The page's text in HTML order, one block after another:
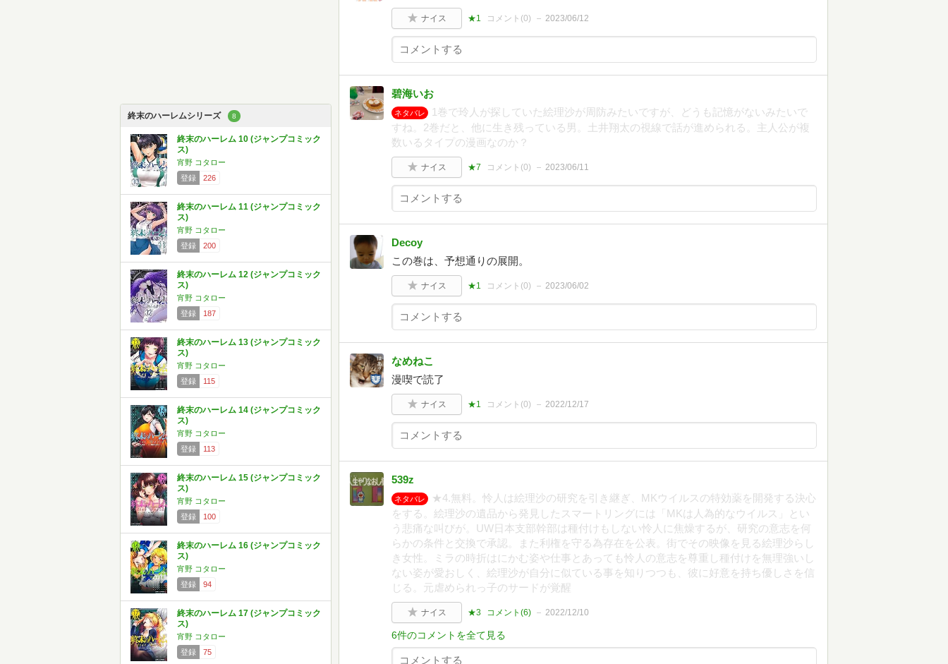
終末のハーレムシリーズ 8
終末のハーレム 10 (ジャンプコミック
ス)
宵野 コタロー
登録
226
終末のハーレム 11 (ジャンプコミック
ス)
宵野 コタロー
登録
200
終末のハーレム 12 (ジャンプコミック
ス)
宵野 コタロー
登録
187
終末のハーレム 13 (ジャンプコミック
ス)
宵野 コタロー
登録
115
終末のハーレム 14 (ジャンプコミック
ス)
宵野 コタロー
登録
113
終末のハーレム 15 (ジャンプコミック
ス)
宵野 コタロー
登録
100
終末のハーレム 16 (ジャンプコミック
ス)
宵野 コタロー
登録
94
終末のハーレム 17 (ジャンプコミック
ス)
宵野 コタロー
登録
75
ナイス ★1 コメント(0) 2023/06/12
碧海いお
ネタバレ
1巻で玲人が探していた絵理沙が周防みたいですが、どうも記憶がないみたいで
すね。2巻だと、他に生き残っている男。土井翔太の視線で話が進められる。主人公が複
数いるタイプの漫画なのか？
ナイス ★7 コメント(0) 2023/06/11
Decoy
この巻は、予想通りの展開。
ナイス ★1 コメント(0) 2023/06/02
なめねこ
漫喫で読了
ナイス ★1 コメント(0) 2022/12/17
539z
ネタバレ
★4.無料。怜人は絵理沙の研究を引き継ぎ、MKウイルスの特効薬を開発する決心
をする。絵理沙の遺品から発見したスマートリングには「MKは人為的なウイルス」とい
う悲痛な叫びが。UW日本支部幹部は種付けもしない怜人に焦燥するが、研究の意志を何
らかの条件と交換で承認。また利権を守る為存在を公表。街でその映像を見る絵理沙らし
き女性。ミラの時折はにかむ姿や仕事とあっても怜人の意志を尊重し種付けを無理強いし
ない姿が愛おしく、絵理沙が自分に似ている事を知りつつも、彼に好意を持ち優しさを信
じる。元虐められっ子のサードが覚醒
ナイス ★3 コメント(6) 2022/12/10
6件のコメントを全て見る